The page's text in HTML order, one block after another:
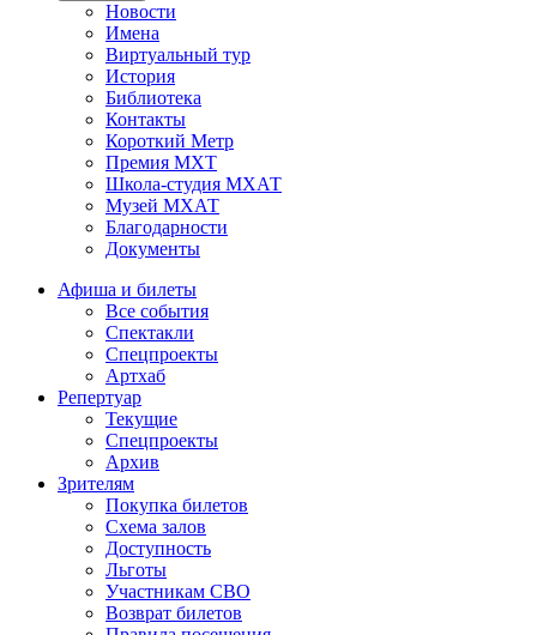
Новости
Имена
Виртуальный тур
История
Библиотека
Контакты
Короткий Метр
Премия МХТ
Школа-студия МХАТ
Музей МХАТ
Благодарности
Документы
Афиша и билеты
Все события
Спектакли
Спецпроекты
Артхаб
Репертуар
Текущие
Спецпроекты
Архив
Зрителям
Покупка билетов
Схема залов
Доступность
Льготы
Участникам СВО
Возврат билетов